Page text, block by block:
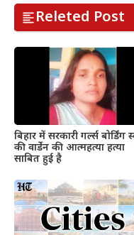
Releted Post
बिहार में सरकारी गर्ल्स बोर्डिंग
की वार्डेन की आत्महत्या हत्या
साबित हुई है